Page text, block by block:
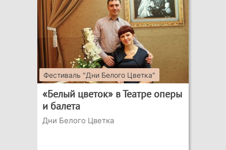
Фестиваль "Дни Белого Цветка"
«Белый цветок» в Театре оперы
и балета
Дни Белого Цветка